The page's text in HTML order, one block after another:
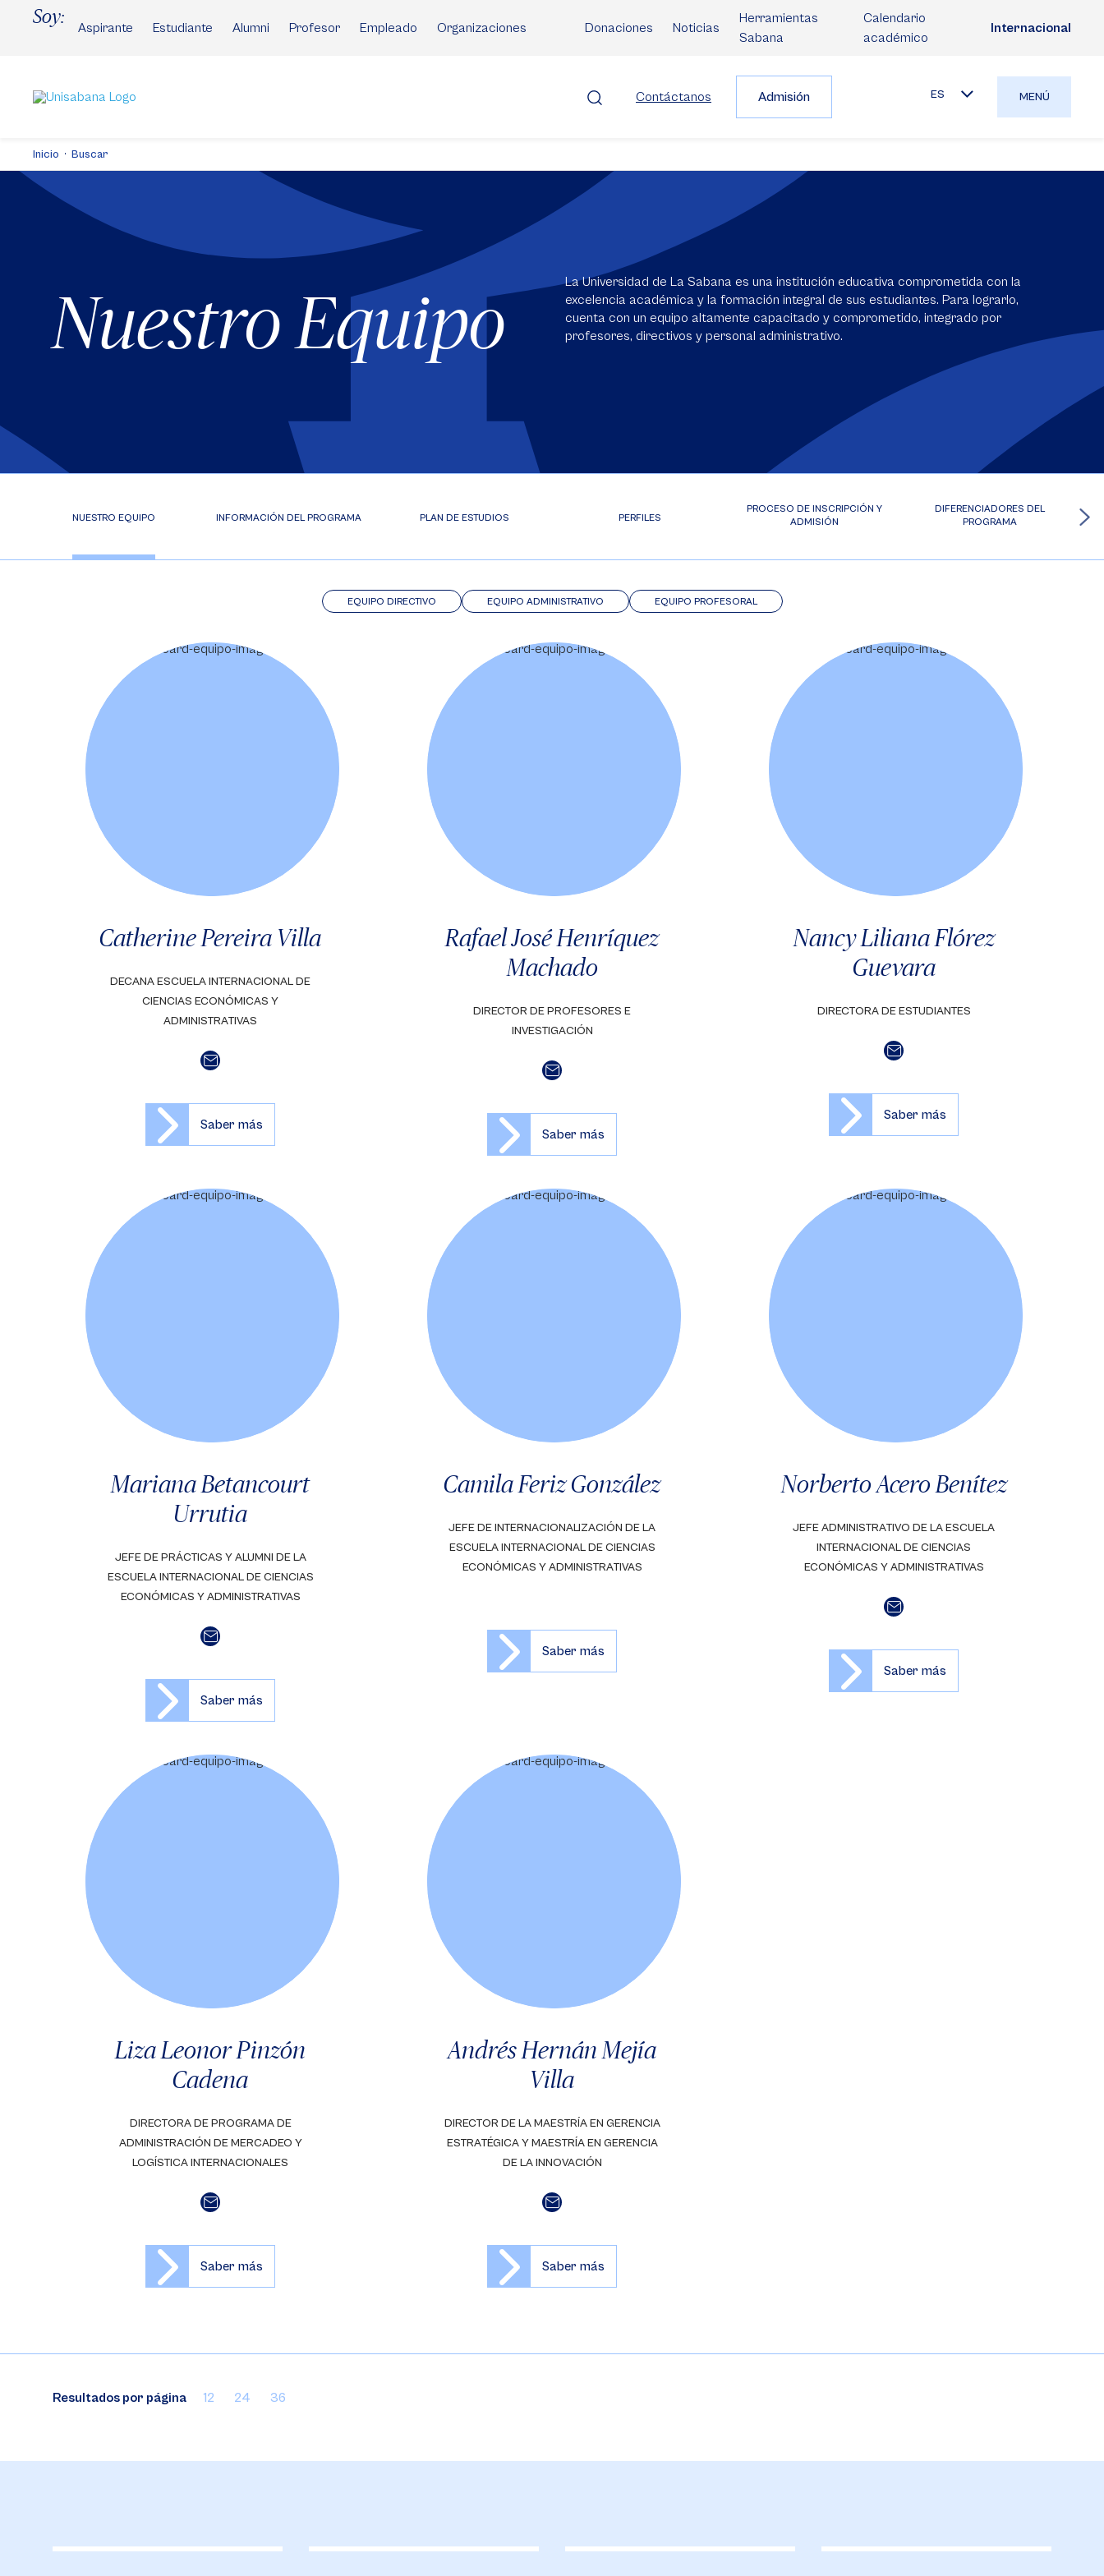
Soy:
Aspirante Estudiante Alumni Profesor Empleado Organizaciones Donaciones Noticias
Herramientas
Sabana
Calendario
académico
Internacional
Contáctanos Admisión ES MENÚ
Inicio Buscar
Nuestro Equipo
La Universidad de La Sabana es una institución educativa comprometida con la
excelencia académica y la formación integral de sus estudiantes. Para lograrlo,
cuenta con un equipo altamente capacitado y comprometido, integrado por
profesores, directivos y personal administrativo.
NUESTRO EQUIPO INFORMACIÓN DEL PROGRAMA PLAN DE ESTUDIOS PERFILES
PROCESO DE INSCRIPCIÓN Y
ADMISIÓN
DIFERENCIADORES DEL
PROGRAMA
EQUIPO PROFESORAL
EQUIPO ADMINISTRATIVO
EQUIPO DIRECTIVO
Catherine Pereira Villa
DECANA ESCUELA INTERNACIONAL DE
CIENCIAS ECONÓMICAS Y
ADMINISTRATIVAS
Saber más
Rafael José Henríquez
Machado
DIRECTOR DE PROFESORES E
INVESTIGACIÓN
Saber más
Nancy Liliana Flórez
Guevara
DIRECTORA DE ESTUDIANTES
Saber más
Mariana Betancourt
Urrutia
JEFE DE PRÁCTICAS Y ALUMNI DE LA
ESCUELA INTERNACIONAL DE CIENCIAS
ECONÓMICAS Y ADMINISTRATIVAS
Saber más
Camila Feriz González
JEFE DE INTERNACIONALIZACIÓN DE LA
ESCUELA INTERNACIONAL DE CIENCIAS
ECONÓMICAS Y ADMINISTRATIVAS
Saber más
Norberto Acero Benítez
JEFE ADMINISTRATIVO DE LA ESCUELA
INTERNACIONAL DE CIENCIAS
ECONÓMICAS Y ADMINISTRATIVAS
Saber más
Liza Leonor Pinzón
Cadena
DIRECTORA DE PROGRAMA DE
ADMINISTRACIÓN DE MERCADEO Y
LOGÍSTICA INTERNACIONALES
Saber más
Andrés Hernán Mejía
Villa
DIRECTOR DE LA MAESTRÍA EN GERENCIA
ESTRATÉGICA Y MAESTRÍA EN GERENCIA
DE LA INNOVACIÓN
Saber más
Resultados por página 12 24 36